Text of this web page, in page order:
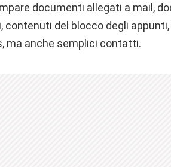
documenti allegati a mail,
contenuti del blocco degli
ma anche semplici contatti.